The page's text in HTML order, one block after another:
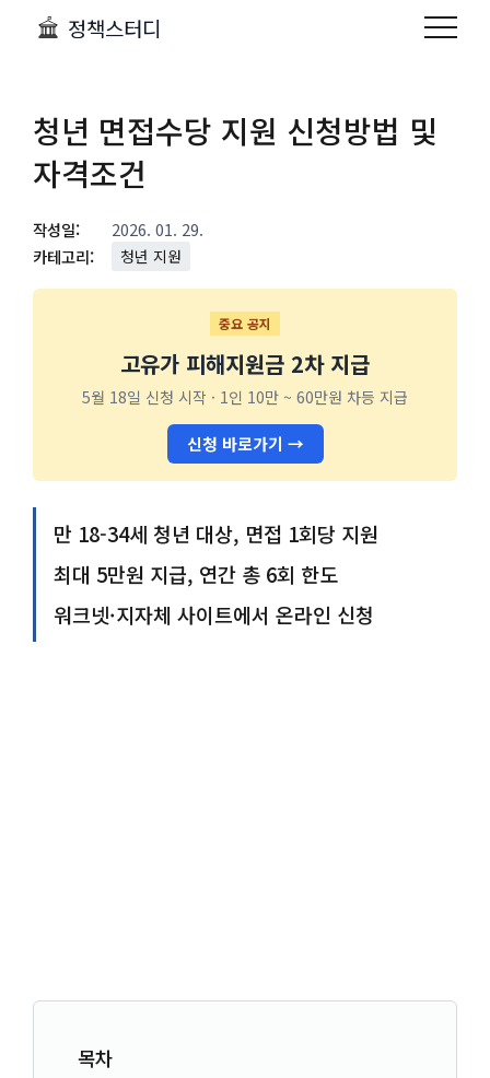
정책스터디
청년 면접수당 지원 신청방법 및
자격조건
작성일:
2026. 01. 29.
카테고리:
청년 지원
중요 공지
고유가 피해지원금 2차 지급
5월 18일 신청 시작 · 1인 10만 ~ 60만원 차등 지급
신청 바로가기 →
만 18-34세 청년 대상, 면접 1회당 지원
최대 5만원 지급, 연간 총 6회 한도
워크넷·지자체 사이트에서 온라인 신청
목차